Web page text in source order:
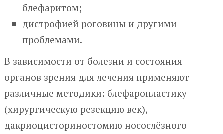
блефаритом;
дистрофией роговицы и другими
проблемами.
В зависимости от болезни и состояния
органов зрения для лечения применяют
различные методики: блефаропластику
(хирургическую резекцию век),
дакриоцисториностомию носослёзного